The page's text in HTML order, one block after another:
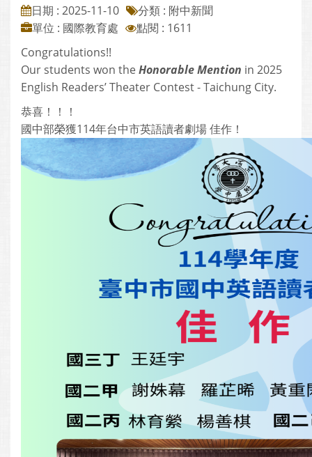
日期 : 2025-11-10
分類 : 附中新聞
單位 : 國際教育處
點閱 : 1611
Congratulations!!
Our students won theHonorable Mention in 2025
English Readers’ Theater Contest - Taichung City.
恭喜！！！
國中部榮獲114年台中市英語讀者劇場 佳作！